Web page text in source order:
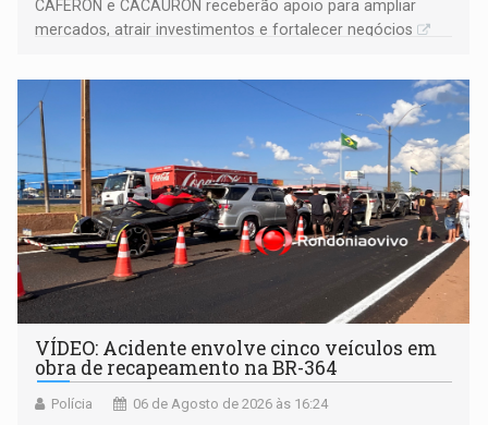
CAFERON e CACAURON receberão apoio para ampliar
mercados, atrair investimentos e fortalecer negócios
VÍDEO: Acidente envolve cinco veículos em
obra de recapeamento na BR-364
Polícia 06 de Agosto de 2026 às 16:24